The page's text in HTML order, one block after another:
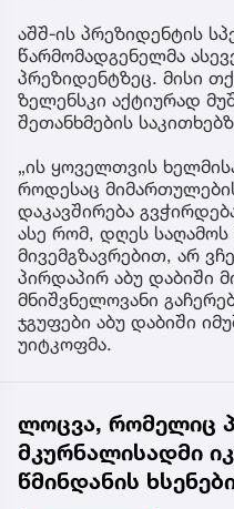
აშშ-ის პრეზიდენტის
წარმომადგენელმა
პრეზიდენტზეც. მისი
ზელენსკი აქტიურად
შეთანხმების
„ის ყოველთვის
როდესაც
დაკავშირება
ასე რომ, დღეს საღამოს
მივემგზავრებით, არ
პირდაპირ აბუ დაბიში
მნიშვნელოვანი
ჯგუფები აბუ დაბიში
უიტკოფმა.
ლოცვა, რომელიც
მკურნალისადმი
წმინდანის